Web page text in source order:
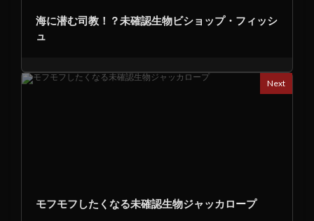
海に潜む司教！？未確認生物ビショップ・フィッシ
ュ
Next
モフモフしたくなる未確認生物ジャッカロープ